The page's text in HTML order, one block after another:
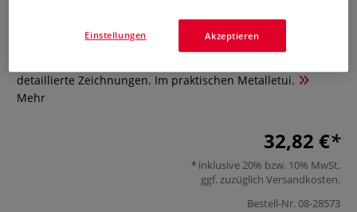
0 Bewertungen
Das Zeichen- und Skizzenset umfasst 12 Stifte in
detaillierte Zeichnungen. Im praktischen Metalletui.
Mehr
32,82 €
inklusive 20% bzw. 10% MwSt,
ggf. zuzüglich Versandkosten.
Bestell-Nr.08-28573
Akzeptieren
Einstellungen